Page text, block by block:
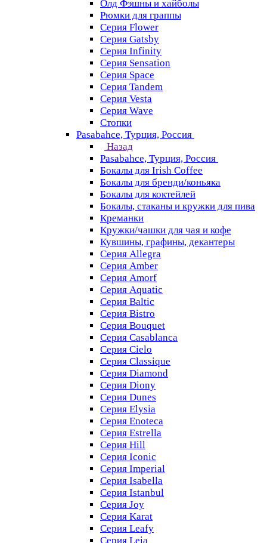
Олд Фэшны и хайболы
Рюмки для граппы
Серия Flower
Серия Gatsby
Серия Infinity
Серия Sensation
Серия Space
Серия Tandem
Серия Vesta
Серия Wave
Стопки
Pasabahce, Турция, Россия
Назад
Pasabahce, Турция, Россия
Бокалы для Irish Coffee
Бокалы для бренди/коньяка
Бокалы для коктейлей
Бокалы, стаканы и кружки для пива
Креманки
Кружки/чашки для чая и кофе
Кувшины, графины, декантеры
Серия Allegra
Серия Amber
Серия Amorf
Серия Aquatic
Серия Baltic
Серия Bistro
Серия Bouquet
Серия Casablanсa
Серия Cielo
Серия Classique
Серия Diamond
Серия Diony
Серия Dunes
Серия Elysia
Серия Enoteca
Серия Estrella
Серия Hill
Серия Iconic
Серия Imperial
Серия Isabella
Серия Istanbul
Серия Joy
Серия Karat
Серия Leafy
Серия Leia